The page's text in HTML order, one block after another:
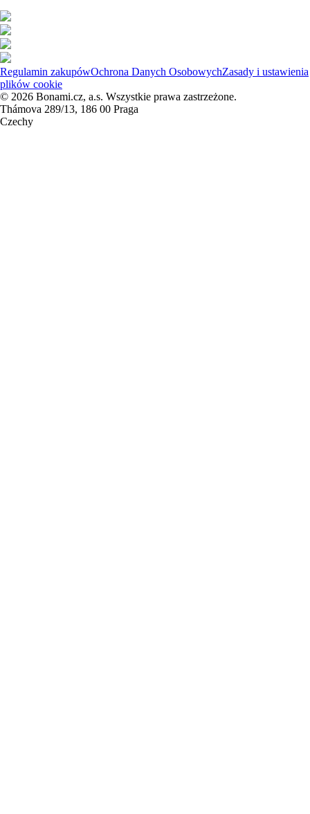
Regulamin zakupówOchrona Danych OsobowychZasady i ustawienia
plików cookie
© 2026 Bonami.cz, a.s. Wszystkie prawa zastrzeżone.
Thámova 289/13, 186 00 Praga
Czechy